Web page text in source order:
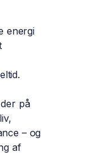
energi
på
– og
af